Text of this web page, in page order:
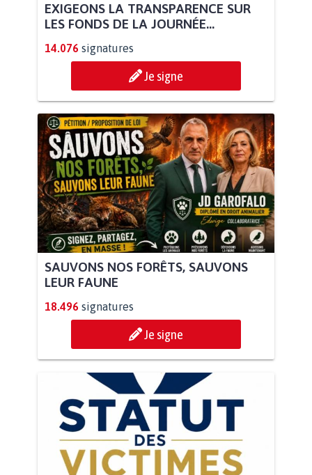
EXIGEONS LA TRANSPARENCE SUR
LES FONDS DE LA JOURNÉE...
14.076 signatures
Je signe
SAUVONS NOS FORÊTS, SAUVONS
LEUR FAUNE
18.496 signatures
Je signe